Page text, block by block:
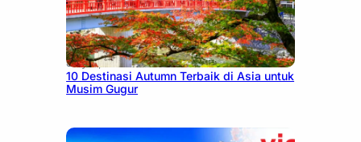
July 9, 2026
10 Destinasi Autumn Terbaik di Asia untuk
Musim Gugur